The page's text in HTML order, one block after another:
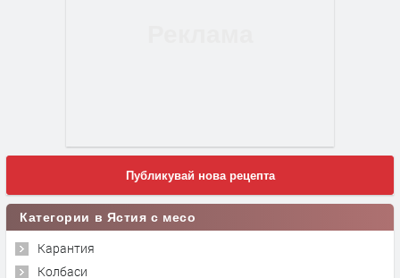
Публикувай нова рецепта
Категории в Ястия с месо
Карантия
Колбаси